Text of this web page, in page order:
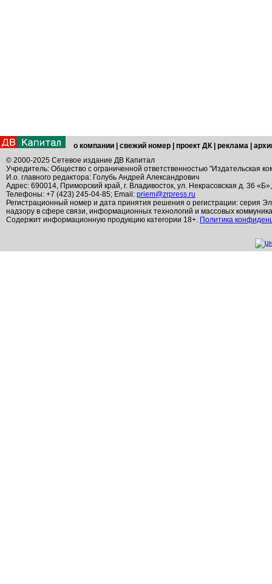
о компании свежий номер проект ДК реклама
© 2000-2025 Сетевое издание ДВ Капитал
Учредитель: Общество с ограниченной ответственностью "Издательская
И.о. главного редактора: Голубь Андрей Александрович
Адрес: 690014, Приморский край, г. Владивосток, ул. Некрасовская д. 36
Телефоны: +7 (423) 245-04-85; Email: priem@zrpress.ru
Регистрационный номер и дата принятия решения о регистрации: серия
надзору в сфере связи, информационных технологий и массовых
Содержит информационную продукцию категории 18+. Политика